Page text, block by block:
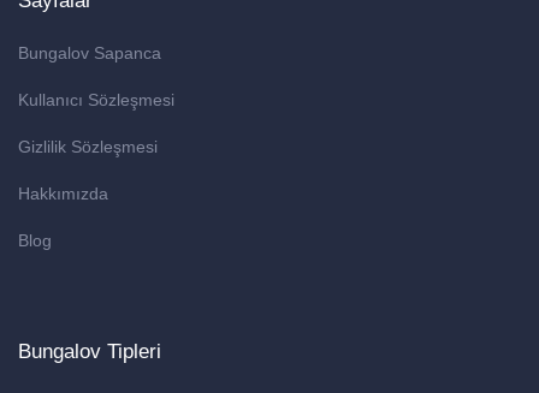
Bungalov Sapanca
Kullanıcı Sözleşmesi
Gizlilik Sözleşmesi
Hakkımızda
Blog
Bungalov Tipleri